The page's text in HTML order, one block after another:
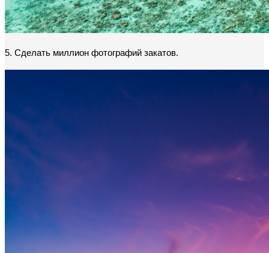
5. Сделать миллион фотографий закатов.